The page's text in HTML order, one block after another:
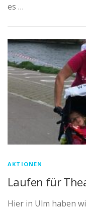
es …
AKTIONEN
Laufen für
Hier in Ulm haben